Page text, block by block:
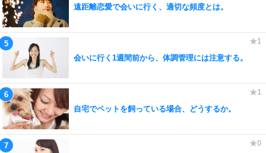
遠距離恋愛で会いに行く、適切な頻度とは。
会いに行く1週間前から、体調管理には注意する。
自宅でペットを飼っている場合、どうするか。